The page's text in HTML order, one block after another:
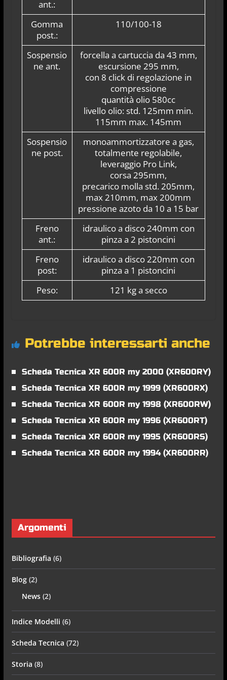
ant.:
Gomma
post.:
110/100-18
Sospensio
ne ant.
forcella a cartuccia da 43 mm,
escursione 295 mm,
con 8 click di regolazione in
compressione
quantità olio 580cc
livello olio: std. 125mm min.
115mm max. 145mm
Sospensio
ne post.
monoammortizzatore a gas,
totalmente regolabile,
leveraggio Pro Link,
corsa 295mm,
precarico molla std. 205mm,
max 210mm, max 200mm
pressione azoto da 10 a 15 bar
Freno
ant.:
idraulico a disco 240mm con
pinza a 2 pistoncini
Freno
post:
idraulico a disco 220mm con
pinza a 1 pistoncini
Peso:
121 kg a secco
Potrebbe interessarti anche
Scheda Tecnica XR 600R my 2000 (XR600RY)
Scheda Tecnica XR 600R my 1999 (XR600RX)
Scheda Tecnica XR 600R my 1998 (XR600RW)
Scheda Tecnica XR 600R my 1996 (XR600RT)
Scheda Tecnica XR 600R my 1995 (XR600RS)
Scheda Tecnica XR 600R my 1994 (XR600RR)
Argomenti
Bibliografia (6)
Blog(2)
News(2)
Indice Modelli (6)
Scheda Tecnica (72)
Storia (8)